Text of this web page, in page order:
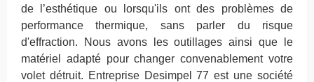
de l’esthétique ou lorsqu'ils ont des problèmes de
performance thermique, sans parler du risque
d'effraction. Nous avons les outillages ainsi que le
matériel adapté pour changer convenablement votre
volet détruit. Entreprise Desimpel 77 est une société